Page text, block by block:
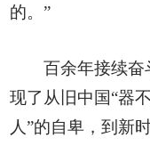
的。”
百余年接续奋
现了从旧中国“器
人”的自卑，到新